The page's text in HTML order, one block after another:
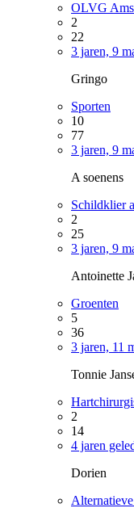
OLVG
2
22
3 jaren, 9
Gringo
Sporten
10
77
3 jaren, 9
A soenens
Schildklier
2
25
3 jaren, 9
Antoinette
Groenten
5
36
3 jaren, 11
Tonnie
2
14
4 jaren
Dorien